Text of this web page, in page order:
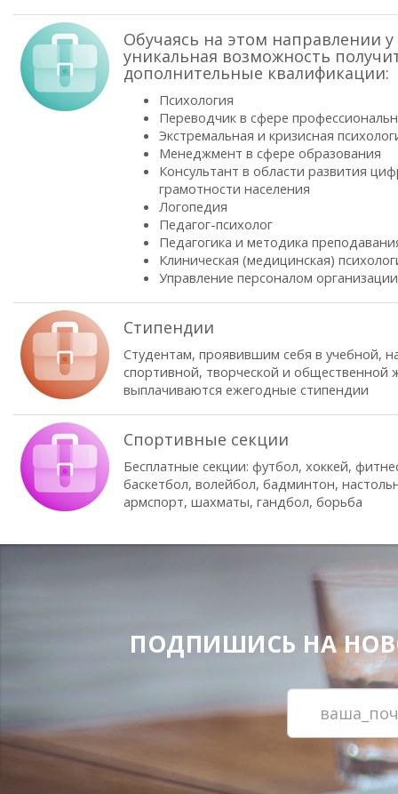
Обучаясь на этом направлении у
уникальная возможность
дополнительные квалификации:
Психология
Переводчик в сфере
Экстремальная и кризисная
Менеджмент в сфере образования
Консультант в области развития
грамотности населения
Логопедия
Педагог-психолог
Педагогика и методика
Клиническая (медицинская)
Управление персоналом организации
Стипендии
Студентам, проявившим себя в учебной,
спортивной, творческой и общественной
выплачиваются ежегодные стипендии
Спортивные секции
Бесплатные секции: футбол, хоккей,
баскетбол, волейбол, бадминтон,
армспорт, шахматы, гандбол, борьба
ПОДПИШИСЬ НА